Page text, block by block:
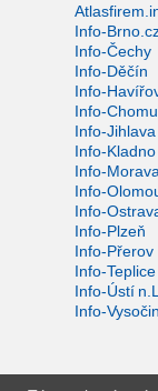
Info-
Info-Čechy
Info-Děčín
Info-
Info-
Info-Jihlava
Info-Kladno
Info-Morava
Info-
Info-
Info-Plzeň
Info-Přerov
Info-Teplice
Info-Ústí n.L.
Info-